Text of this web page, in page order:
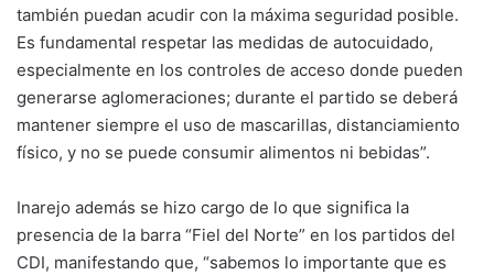
también puedan acudir con la máxima seguridad posible.
Es fundamental respetar las medidas de autocuidado,
especialmente en los controles de acceso donde pueden
generarse aglomeraciones; durante el partido se deberá
mantener siempre el uso de mascarillas, distanciamiento
físico, y no se puede consumir alimentos ni bebidas”.
Inarejo además se hizo cargo de lo que significa la
presencia de la barra “Fiel del Norte” en los partidos del
CDI, manifestando que, “sabemos lo importante que es